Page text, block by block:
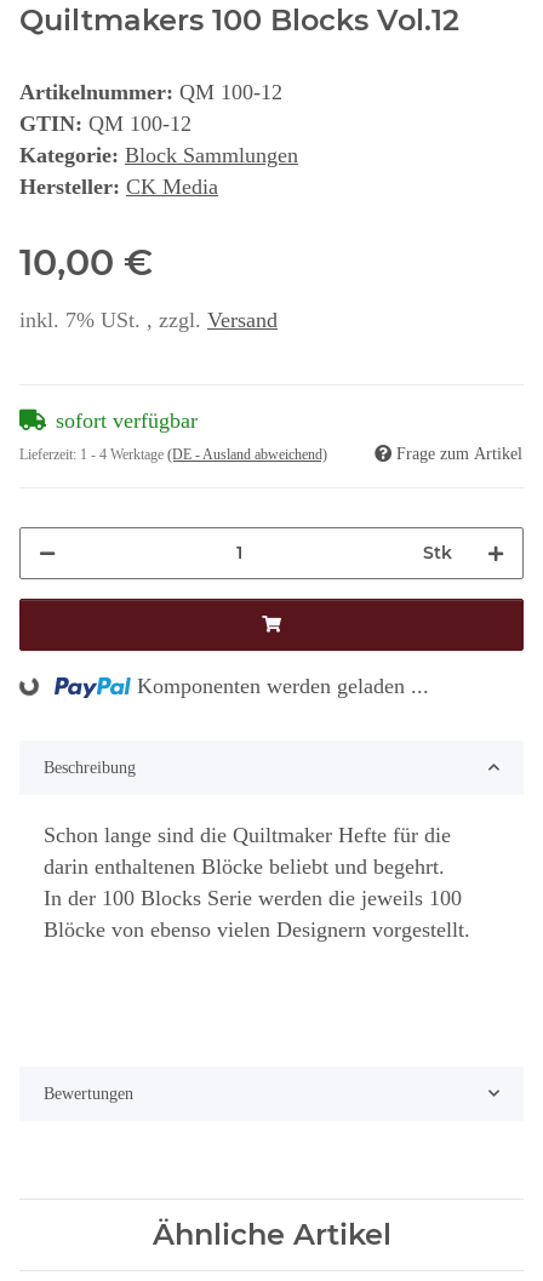
Quiltmakers 100 Blocks Vol.12
Artikelnummer: QM 100-12
GTIN: QM 100-12
Kategorie: Block Sammlungen
Hersteller: CK Media
10,00 €
inkl. 7% USt. , zzgl. Versand
sofort verfügbar
Lieferzeit: 1 - 4 Werktage (DE - Ausland abweichend) Frage zum Artikel
Stk
Loading... Komponenten werden geladen ...
Beschreibung
Schon lange sind die Quiltmaker Hefte für die
darin enthaltenen Blöcke beliebt und begehrt.
In der 100 Blocks Serie werden die jeweils 100
Blöcke von ebenso vielen Designern vorgestellt.
Bewertungen
Ähnliche Artikel